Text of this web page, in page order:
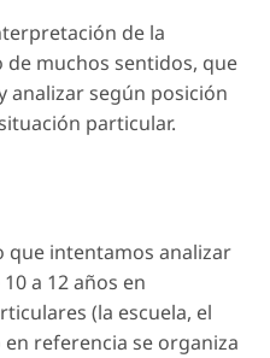
de la
muchos sentidos, que
analizar según posición
particular.
que intentamos analizar
a 12 años en
(la escuela, el
en referencia se organiza